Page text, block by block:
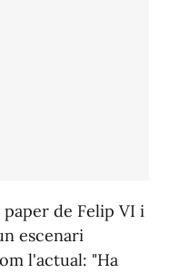
de Felip VI i
escenari
l'actual: "Ha